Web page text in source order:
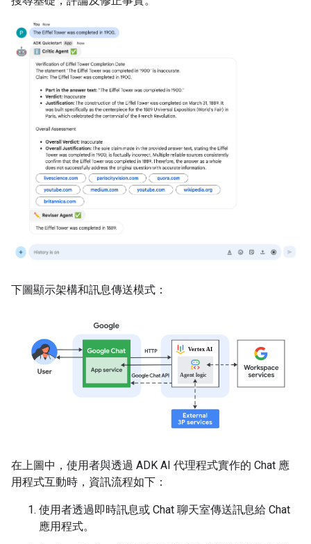
下圖顯示架構和訊息傳送模式：
在上圖中，使用者與透過 ADK AI 代理程式實作的 Chat 應
用程式互動時，資訊流程如下：
使用者透過即時訊息或 Chat 聊天室傳送訊息給 Chat
應用程式。